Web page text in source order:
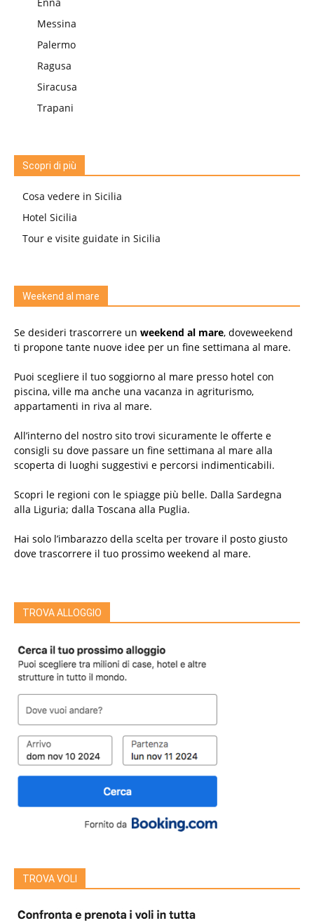
Enna
Messina
Palermo
Ragusa
Siracusa
Trapani
Scopri di più
Cosa vedere in Sicilia
Hotel Sicilia
Tour e visite guidate in Sicilia
Weekend al mare
Se desideri trascorrere un weekend al mare, doveweekend
ti propone tante nuove idee per un fine settimana al mare.
Puoi scegliere il tuo soggiorno al mare presso hotel con
piscina, ville ma anche una vacanza in agriturismo,
appartamenti in riva al mare.
All’interno del nostro sito trovi sicuramente le offerte e
consigli su dove passare un fine settimana al mare alla
scoperta di luoghi suggestivi e percorsi indimenticabili.
Scopri le regioni con le spiagge più belle. Dalla Sardegna
alla Liguria; dalla Toscana alla Puglia.
Hai solo l’imbarazzo della scelta per trovare il posto giusto
dove trascorrere il tuo prossimo weekend al mare.
TROVA ALLOGGIO
TROVA VOLI